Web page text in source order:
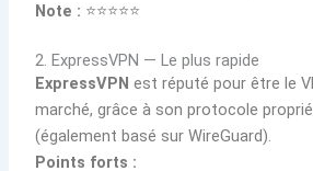
Note : ⭐⭐⭐⭐⭐
2. ExpressVPN — Le plus rapide
ExpressVPN est réputé pour être le
marché, grâce à son protocole
(également basé sur WireGuard).
Points forts :